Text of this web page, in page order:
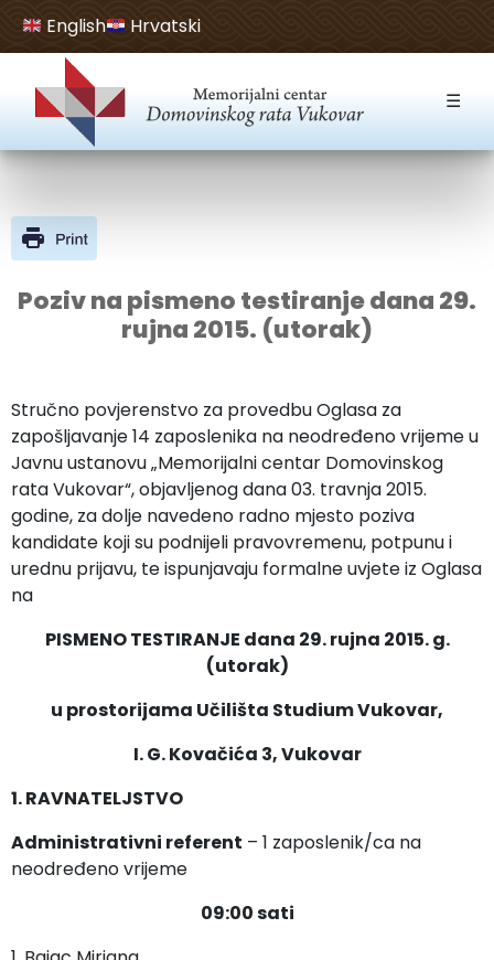
Open toolbar
English Hrvatski
☰
Poziv na pismeno testiranje dana 29.
rujna 2015. (utorak)
Stručno povjerenstvo za provedbu Oglasa za
zapošljavanje 14 zaposlenika na neodređeno vrijeme u
Javnu ustanovu „Memorijalni centar Domovinskog
rata Vukovar“, objavljenog dana 03. travnja 2015.
godine, za dolje navedeno radno mjesto poziva
kandidate koji su podnijeli pravovremenu, potpunu i
urednu prijavu, te ispunjavaju formalne uvjete iz Oglasa
na
PISMENO TESTIRANJE dana 29. rujna 2015. g.
(utorak)
u prostorijama Učilišta Studium Vukovar,
I. G. Kovačića 3, Vukovar
1. RAVNATELJSTVO
Administrativni referent – 1 zaposlenik/ca na
neodređeno vrijeme
09:00 sati